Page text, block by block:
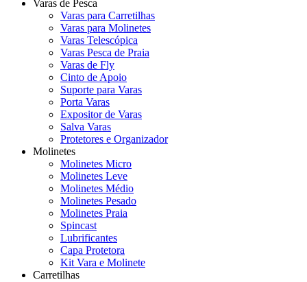
Varas de Pesca
Varas para Carretilhas
Varas para Molinetes
Varas Telescópica
Varas Pesca de Praia
Varas de Fly
Cinto de Apoio
Suporte para Varas
Porta Varas
Expositor de Varas
Salva Varas
Protetores e Organizador
Molinetes
Molinetes Micro
Molinetes Leve
Molinetes Médio
Molinetes Pesado
Molinetes Praia
Spincast
Lubrificantes
Capa Protetora
Kit Vara e Molinete
Carretilhas